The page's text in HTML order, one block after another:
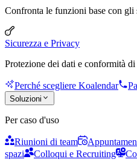
Confronta le funzioni base con gli
Sicurezza e Privacy
Protezione dei dati e conformità
Perché scegliere Koalendar
Soluzioni
Per caso d'uso
Riunioni di team
spazi
Colloqui e Recruiting